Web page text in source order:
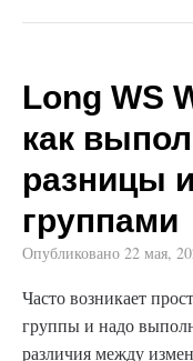
Long WS
как
разницы
группами
Опубликовано 22 мая,
Часто возникает
группы и надо
различия между